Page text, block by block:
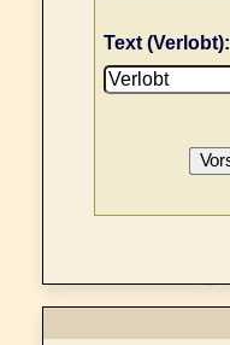
Text (Verlobt):